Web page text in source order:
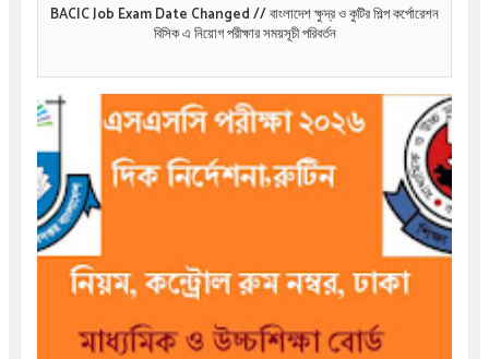
BACIC Job Exam Date Changed // বাংলাদেশ ক্ষুদ্র ও কুটির শিল্প কর্পোরেশন
বিসিক এ নিয়োগ পরীক্ষার সময়সূচী পরিবর্তন